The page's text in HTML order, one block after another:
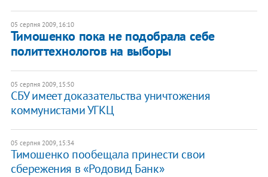
05 серпня 2009, 16:10
Тимошенко пока не подобрала себе
политтехнологов на выборы
05 серпня 2009, 15:50
СБУ имеет доказательства уничтожения
коммунистами УГКЦ
05 серпня 2009, 15:34
Тимошенко пообещала принести свои
сбережения в «Родовид Банк»